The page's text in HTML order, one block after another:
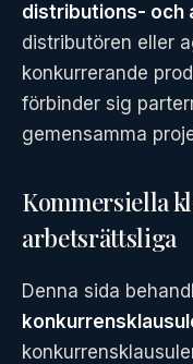
distributions- och
distributören eller
konkurrerande
förbinder sig
gemensamma
Kommersiella
arbetsrättsliga
Denna sida